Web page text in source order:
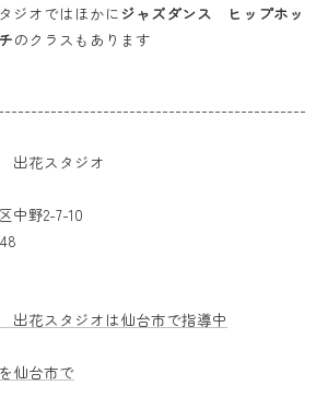
ジオではほかにジャズダンス ヒップホッ
のクラスもあります
出花スタジオ
中野2-7-10
花スタジオは仙台市で指導中
仙台市で